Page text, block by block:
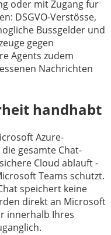
oder mit Zugang fur
DSGVO-Verstösse,
Bussgelder und
gegen
Agents zudem
Nachrichten
handhabt
Azure-
gesamte Chat-
Cloud ablauft -
Teams schutzt.
speichert keine
direkt an Microsoft
innerhalb Ihres